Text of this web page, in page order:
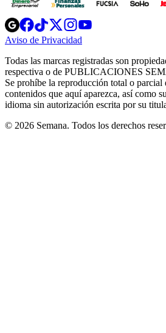
Opens
in
new
Opens
in
new
Opens
in
new
window
Opens
new
windowwindow
Aviso de Privacidad
new
window
Todas las marcas registradas son
respectiva o de PUBLICACIONES
Se prohíbe la reproducción total o parcial
contenidos que aquí aparezca, así como
idioma sin autorización escrita por su
© 2026 Semana. Todos los derechos